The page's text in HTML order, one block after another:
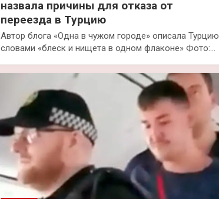
назвала причины для отказа от
переезда в Турцию
Автор блога «Одна в чужом городе» описала Турцию
словами «блеск и нищета в одном флаконе» Фото:…